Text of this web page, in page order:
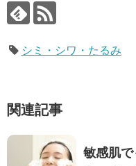
シミ・シワ・たるみ
関連記事
敏感肌